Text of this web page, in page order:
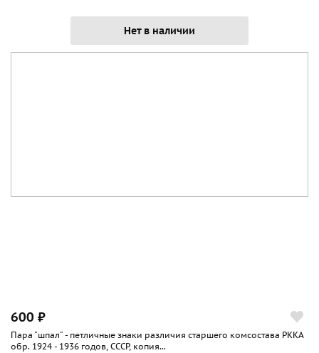
Нет в наличии
600 ₽
Пара "шпал" - петличные знаки различия старшего комсостава РККА
обр. 1924 - 1936 годов, СССР, копия...